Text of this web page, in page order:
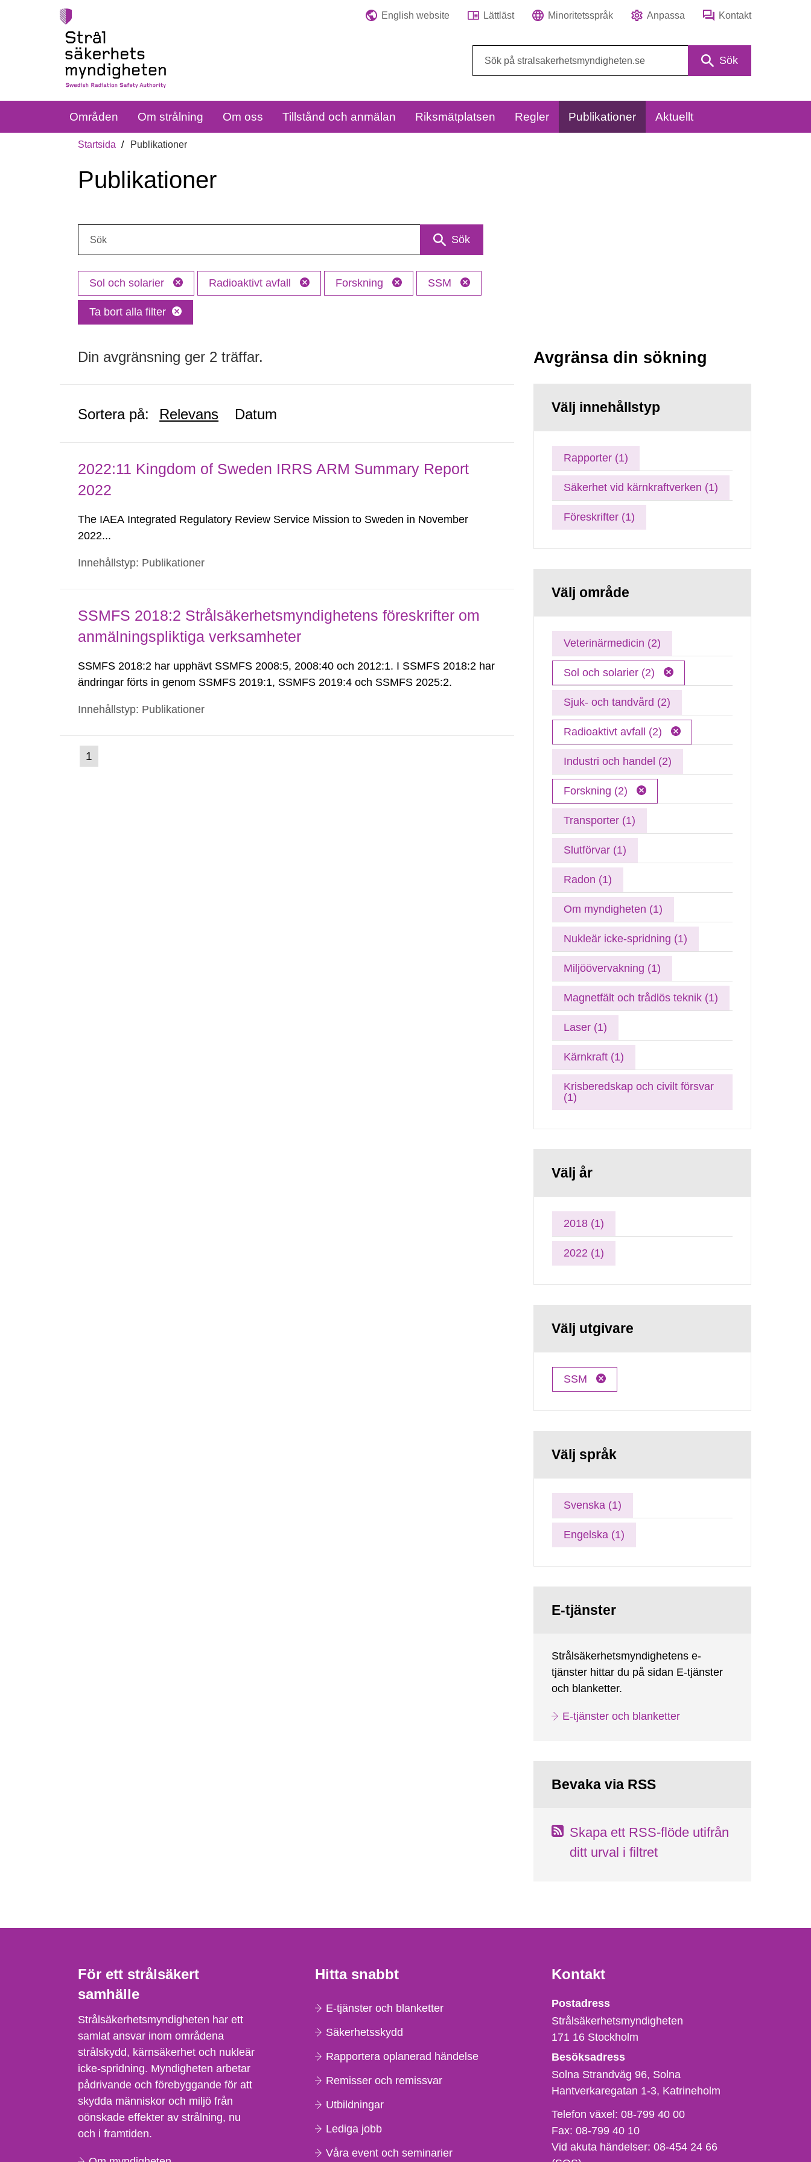
English website Lättläst Minoritetsspråk Anpassa Kontakt
Sök
Områden Om strålning Om oss Tillstånd och anmälan Riksmätplatsen Regler Publikationer Aktuellt
Startsida Publikationer
Publikationer
Sök
Sol och solarier Radioaktivt avfall Forskning SSM
Ta bort alla filter
Din avgränsning ger 2 träffar.
Sortera på: Relevans Datum
2022:11 Kingdom of Sweden IRRS ARM Summary Report
2022
The IAEA Integrated Regulatory Review Service Mission to Sweden in November
2022...
Innehållstyp: Publikationer
SSMFS 2018:2 Strålsäkerhetsmyndighetens föreskrifter om
anmälningspliktiga verksamheter
SSMFS 2018:2 har upphävt SSMFS 2008:5, 2008:40 och 2012:1. I SSMFS 2018:2 har
ändringar förts in genom SSMFS 2019:1, SSMFS 2019:4 och SSMFS 2025:2.
Innehållstyp: Publikationer
Gå
till
1
Avgränsa din sökning
Välj innehållstyp
Rapporter (1)
Säkerhet vid kärnkraftverken (1)
Föreskrifter (1)
Välj område
Veterinärmedicin (2)
Sol och solarier (2)
Sjuk- och tandvård (2)
Radioaktivt avfall (2)
Industri och handel (2)
Forskning (2)
Transporter (1)
Slutförvar (1)
Radon (1)
Om myndigheten (1)
Nukleär icke-spridning (1)
Miljöövervakning (1)
Magnetfält och trådlös teknik (1)
Laser (1)
Kärnkraft (1)
Krisberedskap och civilt försvar
(1)
Välj år
2018 (1)
2022 (1)
Välj utgivare
SSM
Välj språk
Svenska (1)
Engelska (1)
E-tjänster
Strålsäkerhetsmyndighetens e-
tjänster hittar du på sidan E-tjänster
och blanketter.
E-tjänster och blanketter
Bevaka via RSS
Skapa ett RSS-flöde utifrån
ditt urval i filtret
För ett strålsäkert
samhälle
Strålsäkerhetsmyndigheten har ett
samlat ansvar inom områdena
strålskydd, kärnsäkerhet och nukleär
icke-spridning. Myndigheten arbetar
pådrivande och förebyggande för att
skydda människor och miljö från
oönskade effekter av strålning, nu
och i framtiden.
Hitta snabbt
E-tjänster och blanketter
Säkerhetsskydd
Rapportera oplanerad händelse
Remisser och remissvar
Utbildningar
Lediga jobb
Våra event och seminarier
Kontakt
Strålsäkerhetsmyndigheten
Postadress
Strålsäkerhetsmyndigheten
171 16 Stockholm
Besöksadress
Solna Strandväg 96, Solna
Hantverkaregatan 1-3 Katrineholm
Telefon,
fax
och
e-
Telefon växel:08-799 40 00
Fax:08-799 40 10
Vid akuta händelser:08-454 24 66